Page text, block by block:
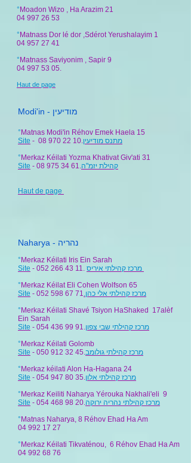
° Moadon Wizo , Ha Arazim 21
04 997 26 53
° Matnass Dor lé dor ,Sdérot Yerushalayim 1
04 957 27 41
° Matnass Saviyonim , Sapir 9
04 997 53 05.
Haut de page
Modi'in - מודיעין
° Matnas Modi'in Réhov Emek Haela 15
Site - 08 970 22 10.מתנס מודיעין
° Merkaz Kéilati Yozma Khativat Giv'ati 31
Site - 08 975 34 61.קהילת יזמ"ה
Haut de page
Naharya - נהריה
° Merkaz Kéilati Iris Ein Sarah
Site - 052 266 43 11.
° Merkaz Kéilat Eli Cohen Wolfson 65
Site - 052 598 67 71 .מרכז קהילתי אלי כהן
° Merkaz Kéilati Shavé Tsiyon HaShaked 17alèf
Ein Sarah
Site - 054 436 99 91.מרכז קהילתי שבי צפון
° Merkaz Kéilati Golomb
Site - 050 912 32 45.מרכז קהילתי גולומב
° Merkaz kéilati Alon Ha-Hagana 24
Site - 054 947 80 35.מרכז קהילתי אלון
° Merkaz Keiliti Naharya Yérouka Nakhali'eli 9
Site - 054 468 98 20.מרכז קהילתי נהריה ירוקה
° Matnas Naharya, 8 Réhov Ehad Ha Am
04 992 17 27
° Merkaz Kéilati Tikvaténou, 6 Réhov Ehad Ha Am
04 992 68 76